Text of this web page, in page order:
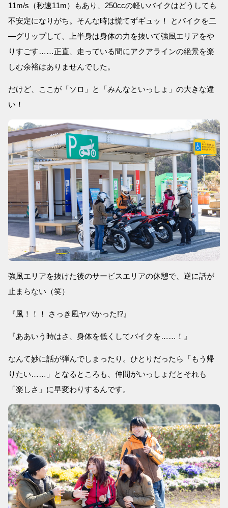
11m/s（秒速11m）もあり、250ccの軽いバイクはどうしても
不安定になりがち。そんな時は慌てずギュッ！ とバイクを二
―グリップして、上半身は身体の力を抜いて強風エリアをや
りすごす……正直、走っている間にアクアラインの絶景を楽
しむ余裕はありませんでした。
だけど、ここが「ソロ」と「みんなといっしょ」の大きな違
い！
強風エリアを抜けた後のサービスエリアの休憩で、逆に話が
止まらない（笑）
『風！！！ さっき風ヤバかった!?』
『ああいう時はさ、身体を低くしてバイクを……！』
なんて妙に話が弾んでしまったり。ひとりだったら「もう帰
りたい……」となるところも、仲間がいっしょだとそれも
「楽しさ」に早変わりするんです。